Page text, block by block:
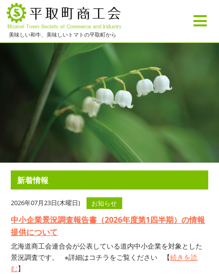
美味しい和牛、美味しいトマトの平取町から ≡
新着情報
2026年07月23日(木曜日) お知らせ
中小企業景況調査報告書（2026年度第1四半期）の情報
提供について
北海道商工会連合会が公表している道内中小企業を対象とした
景況調査です。 ※詳細はコチラをご覧ください 【続きを読
む】